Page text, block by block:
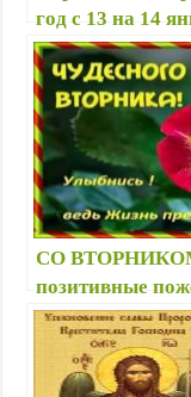
год с 13 на 14
2024 году —
ритуалы для
СО ВТОРНИКОМ
позитивные
вторника,
вторник, сонник